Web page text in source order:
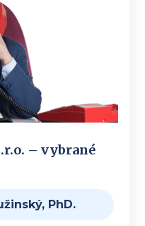
– vybrané
PhD.